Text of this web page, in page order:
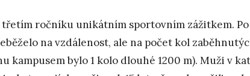
třetím ročníku unikátním sportovním zážitkem.
na vzdálenost, ale na počet kol
kampusem bylo 1 kolo dlouhé 1200 m). Muži v